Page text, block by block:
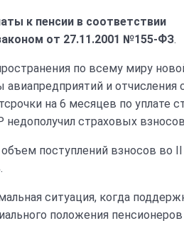
к пенсии в соответствии
от 27.11.2001 №155-ФЗ.
по всему миру
и отчисления
на 6 месяцев по
недополучил страховых
поступлений взносов во II
ситуация, когда
положения